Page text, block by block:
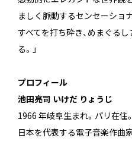
ましく脈動するセンセーショ
すべてを打ち砕き、めまぐる
る。」
プロフィール
池田亮司 いけだ りょうじ
1966 年岐阜生まれ。パリ在住。
日本を代表する電子音楽作曲